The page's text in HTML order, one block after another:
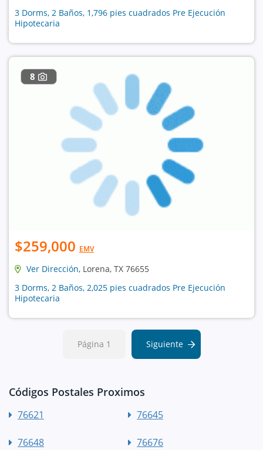
3 Dorms, 2 Baños, 1,796 pies cuadrados Pre Ejecución
Hipotecaria
8
$259,000 EMV
Ver Dirección, Lorena, TX 76655
3 Dorms, 2 Baños, 2,025 pies cuadrados Pre Ejecución
Hipotecaria
Página 1 Siguiente
Códigos Postales Proximos
76621 76645
76648 76676